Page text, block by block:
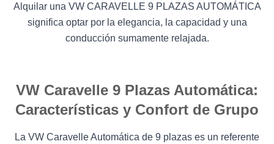
Alquilar una VW CARAVELLE 9 PLAZAS AUTOMÁTICA
significa optar por la elegancia, la capacidad y una
conducción sumamente relajada.
VW Caravelle 9 Plazas Automática:
Características y Confort de Grupo
La VW Caravelle Automática de 9 plazas es un referente